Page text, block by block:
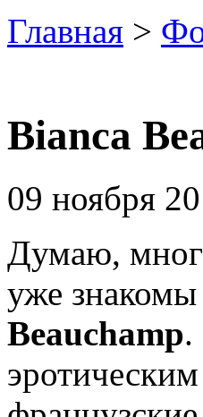
Главная >
Bianca
09 ноября
Думаю,
уже
Beauchamp.
эротическим